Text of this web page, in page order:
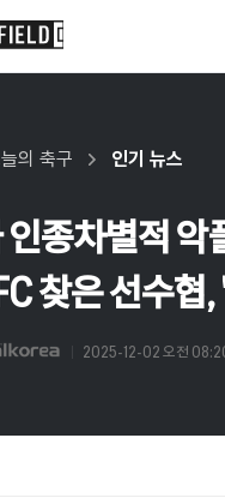
의 축구 인기 뉴스
인종차별적 악
찾은 선수협
2025-12-02 오전